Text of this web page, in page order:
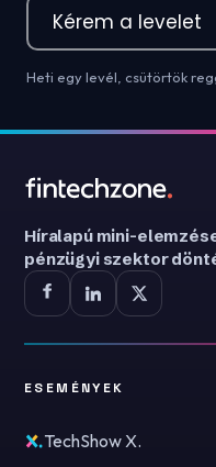
Kérem a levelet
Heti egy levél, csütörtök
Híralapú mini-
pénzügyi szektor
ESEMÉNYEK
TechShow X.